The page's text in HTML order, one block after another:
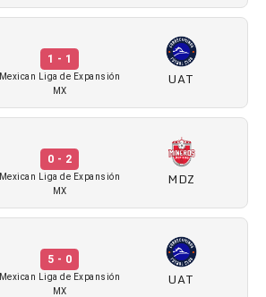
1 - 1
Mexican Liga de Expansión
MX
UAT
0 - 2
Mexican Liga de Expansión
MX
MDZ
5 - 0
Mexican Liga de Expansión
MX
UAT